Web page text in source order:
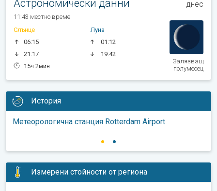
Астрономически данни днес
11:43 местно време
Слънце
06:15
21:17
15ч 2мин
Луна
01:12
19:42
Залязващ
полумесец
История
Метеорологична станция Rotterdam Airport
Измерени стойности от региона